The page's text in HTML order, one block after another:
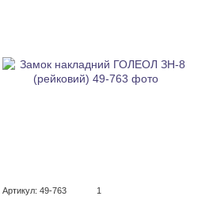
Артикул: 49-763 1